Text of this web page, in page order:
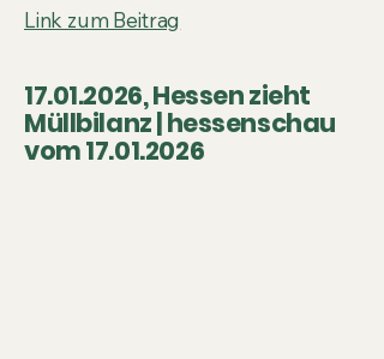
Link zum Beitrag
17.01.2026, Hessen zieht
Müllbilanz | hessenschau
vom17.01.2026